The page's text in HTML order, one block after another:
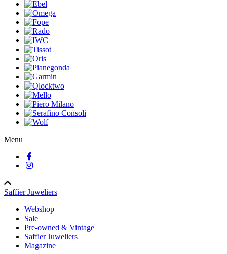
Menu
Saffier Juweliers
Webshop
Sale
Pre-owned & Vintage
Saffier Juweliers
Magazine